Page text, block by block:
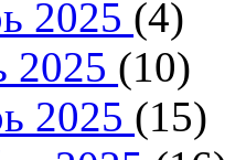
2025 (4)
2025 (10)
2025 (15)